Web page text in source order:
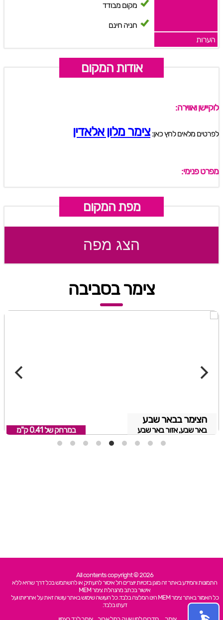
מקום מבודד
חניה חינם
הערות
אודות המקום
לוקיישן ואווירה:
לפרטים מלאים לחץ כאן:צימר מלון אלאדין
מפרט פנימי:
מפת המקום
הצג מפה
צימר בסביבה
הצימר בבאר שבע
באר שבע, אזור באר שבע במרחק של 0.41 ק"מ
All contents copyright © 2026
התמונות והמידע באתר זה מוגן בזכויות יוצרים חל איסור להעתיק או להשתמש בכל דרך שהיא ללא
אישור בכתב מהנהלת צימר MEM
כל האמור באתר צימר MEM הינו המלצה בלבד. כל העושה שימוש באתר עושה זאת על אחריותו ועל
דעתו בלבד.